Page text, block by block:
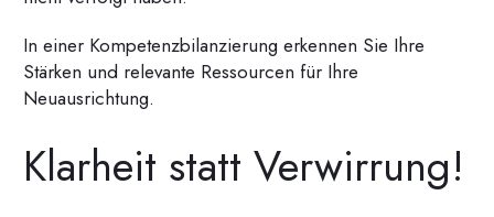
In einer Kompetenzbilanzierung erkennen Sie Ihre
Stärken und relevante Ressourcen für Ihre
Neuausrichtung.
Klarheit statt Verwirrung!